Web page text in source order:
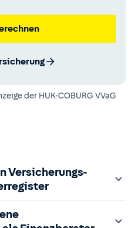
der HUK-COBURG VVaG
Versicherungs-